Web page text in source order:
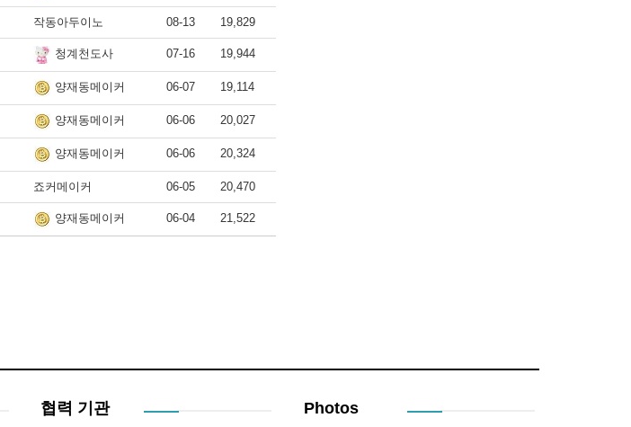
작동아두이노 08-13 19,829
청계천도사 07-16 19,944
양재동메이커 06-07 19,114
양재동메이커 06-06 20,027
양재동메이커 06-06 20,324
죠커메이커 06-05 20,470
양재동메이커 06-04 21,522
협력 기관 Photos